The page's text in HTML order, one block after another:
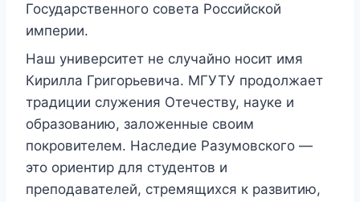
Государственного совета Российской
империи.
Наш университет не случайно носит имя
Кирилла Григорьевича. МГУТУ продолжает
традиции служения Отечеству, науке и
образованию, заложенные своим
покровителем. Наследие Разумовского —
это ориентир для студентов и
преподавателей, стремящихся к развитию,